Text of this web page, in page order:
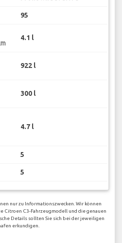
95
4.1 l
922 l
300 l
4.7 l
5
5
nur zu Informationszwecken. Wir können
Citroen C3-Fahrzeugmodell und die genauen
Details sollten Sie sich bei der jeweiligen
erkundigen.